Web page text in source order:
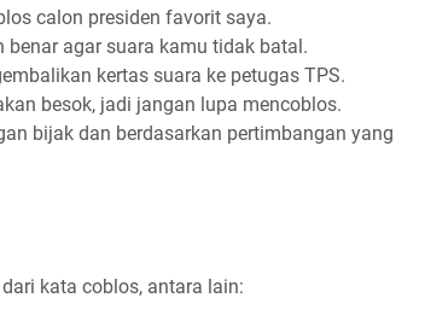
calon presiden favorit saya.
agar suara kamu tidak batal.
kertas suara ke petugas TPS.
besok, jadi jangan lupa mencoblos.
bijak dan berdasarkan pertimbangan yang
kata coblos, antara lain: